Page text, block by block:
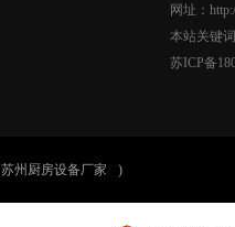
网址：
本站关键
苏ICP备
苏州厨房设备厂家 )